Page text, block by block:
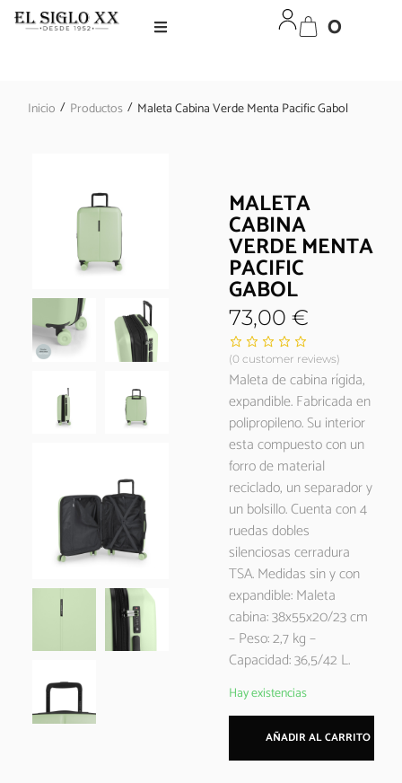
0
Inicio / Productos / Maleta Cabina Verde Menta Pacific Gabol
MALETA
CABINA
VERDE MENTA
PACIFIC
GABOL
73,00€
(0 customer reviews)
Maleta de cabina rígida,
expandible. Fabricada en
polipropileno. Su interior
esta compuesto con un
forro de material
reciclado, un separador y
un bolsillo. Cuenta con 4
ruedas dobles
silenciosas cerradura
TSA. Medidas sin y con
expandible: Maleta
cabina: 38x55x20/23 cm
– Peso: 2,7 kg –
Capacidad: 36,5/42 L.
Hay existencias
AÑADIR AL CARRITO